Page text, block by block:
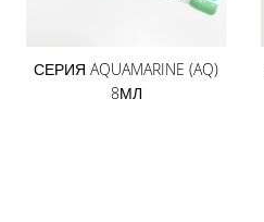
СЕРИЯ AQUAMARINE (AQ)
8МЛ